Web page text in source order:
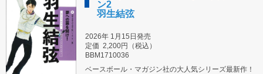
ン2
羽生結弦
2026年 1月15日発売
定価 2,200円（税込）
BBM1710036
ベースボール・マガジン社の大人気シリーズ最新作！